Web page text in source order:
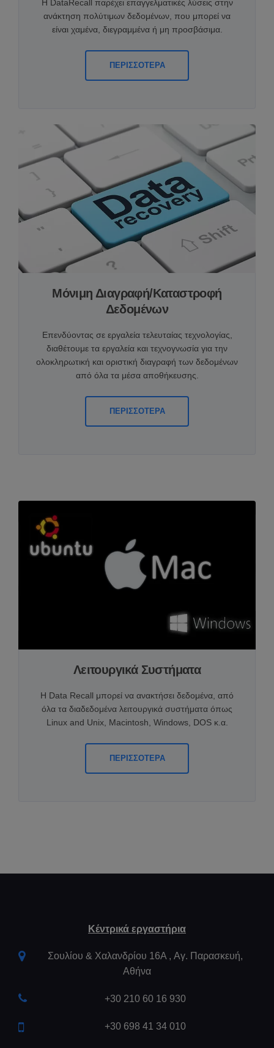
Η DataRecall παρέχει επαγγελματικές λύσεις στην
ανάκτηση πολύτιμων δεδομένων, που μπορεί να
είναι χαμένα, διεγραμμένα ή μη προσβάσιμα.
ΠΕΡΙΣΣΟΤΕΡΑ
Μόνιμη Διαγραφή/Καταστροφή
Δεδομένων
Επενδύοντας σε εργαλεία τελευταίας τεχνολογίας,
διαθέτουμε τα εργαλεία και τεχνογνωσία για την
ολοκληρωτική και οριστική διαγραφή των δεδομένων
από όλα τα μέσα αποθήκευσης.
ΠΕΡΙΣΣΟΤΕΡΑ
Λειτουργικά Συστήματα
Η Data Recall μπορεί να ανακτήσει δεδομένα, από
όλα τα διαδεδομένα λειτουργικά συστήματα όπως
Linux and Unix, Macintosh, Windows, DOS κ.α.
ΠΕΡΙΣΣΟΤΕΡΑ
Κέντρικά εργαστήρια
Σουλίου & Χαλανδρίου 16Α , Aγ. Παρασκευή,
Αθήνα
+30 210 60 16 930
+30 698 41 34 010